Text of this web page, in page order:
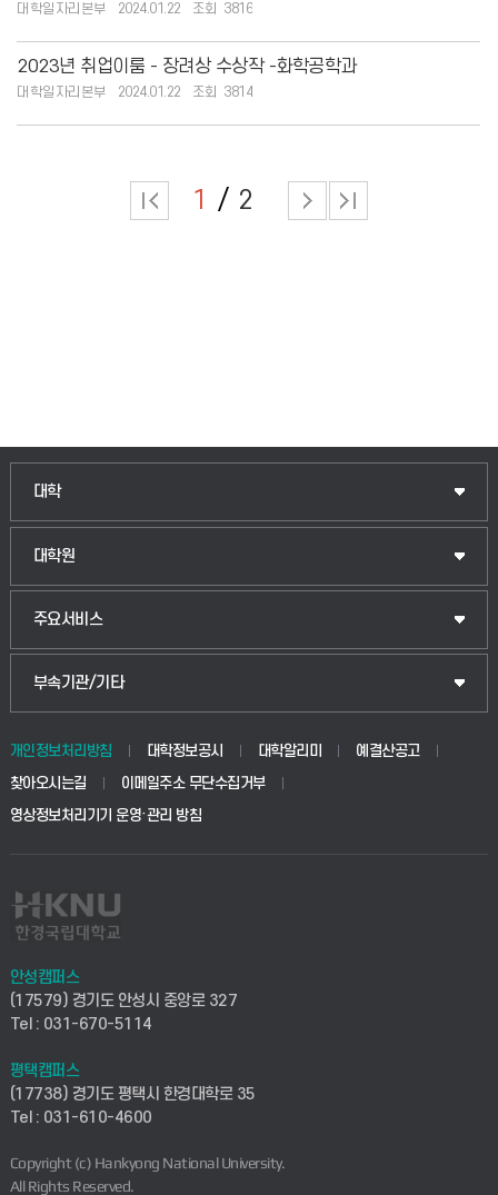
대학일자리본부 2024.01.22 3816
2023년 취업이룸 - 장려상 수상작 -화학공학과
대학일자리본부 2024.01.22 3814
1 2
대학
인문융합공공인재학부
법경영학부
생명공학부
사회안전시스템공학부
컴퓨터응용수학부
ICT로봇기계공학부
전자전기공학부
디자인건축융합학부
대학원
일반대학원
산업대학원
공공정책대학원
교육대학원
주요서비스
입학안내
웹메일
학사시스템(전문학사 및 전공심화)
사이버캠퍼스(전문학사 및 전공심화)
시설바로처리서비스
연구실안전관리시스템
산학연구관리시스템
부속기관/기타
중앙도서관
학생생활관(안성)
산학협력단
취업지원센터
창업지원센터
현장실습지원센터
개인정보처리방침 대학정보공시 대학알리미
예결산공고
찾아오시는길
이메일주소 무단수집거부
영상정보처리기기 운영·관리 방침
안성캠퍼스
(17579) 경기도 안성시 중앙로 327
Tel : 031-670-5114
평택캠퍼스
(17738) 경기도 평택시 한경대학로 35
Tel : 031-610-4600
Copyright (c) Hankyong National University.
All Rights Reserved.